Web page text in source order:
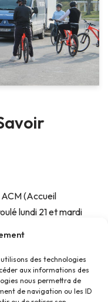
des technologies
aux informations des
nous permettra de
de navigation ou les ID
(Accueil
lundi 21 et mardi